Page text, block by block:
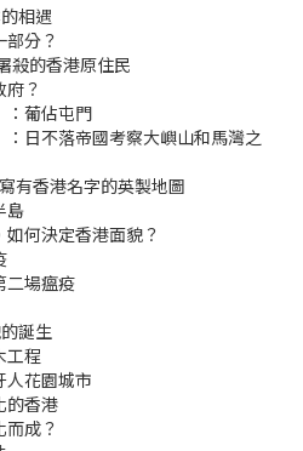
相遇
分？
殺的香港原住民
？
：葡佔屯門
日不落帝國考察大嶼山和馬灣之
有香港名字的英製地圖
島
何決定香港面貌？
二場瘟疫
誕生
工程
人花園城市
的香港
成？